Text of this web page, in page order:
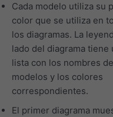
Cada modelo utiliza su
color que se utiliza en
los diagramas. La
lado del diagrama tiene
lista con los nombres
modelos y los colores
correspondientes.
El primer diagrama